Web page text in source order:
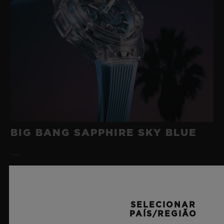
BIG BANG SAPPHIRE SKY BLUE
patamares da relojoaria com o novo Big Bang Sapphire
Sky Blue. Confeccionado em safira com uma
SELECIONAR
PAÍS/REGIÃO